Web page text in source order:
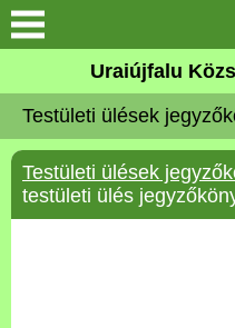
Köszöntő
Elérhetőségek
Uraiújfalu
Uraiújfalu
Testületi ülések
Testületi ülések
testületi ülés